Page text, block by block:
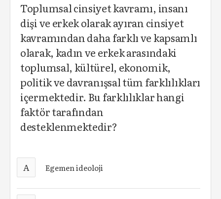
Toplumsal cinsiyet kavramı, insanı
dişi ve erkek olarak ayıran cinsiyet
kavramından daha farklı ve kapsamlı
olarak, kadın ve erkek arasındaki
toplumsal, kültürel, ekonomik,
politik ve davranışsal tüm farklılıkları
içermektedir. Bu farklılıklar hangi
faktör tarafından
desteklenmektedir?
A Egemen ideoloji